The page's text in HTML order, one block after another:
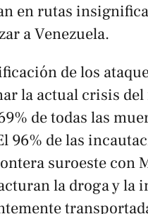
en rutas
a Venezuela.
de los
la actual crisis
de todas las
96% de las
suroeste con
la droga y la